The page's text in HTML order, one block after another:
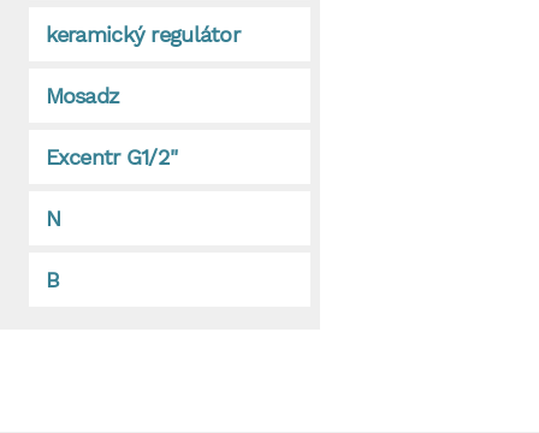
keramický regulátor
Mosadz
Excentr G1/2"
N
B